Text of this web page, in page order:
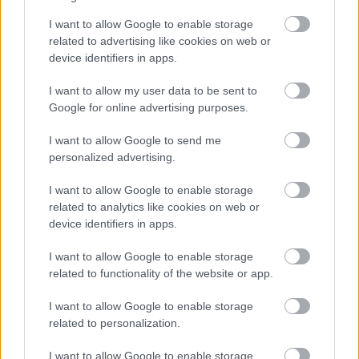
I want to allow Google to enable storage
related to advertising like cookies on web or
device identifiers in apps.
I want to allow my user data to be sent to
Google for online advertising purposes.
I want to allow Google to send me
personalized advertising.
I want to allow Google to enable storage
related to analytics like cookies on web or
device identifiers in apps.
I want to allow Google to enable storage
related to functionality of the website or app.
I want to allow Google to enable storage
related to personalization.
I want to allow Google to enable storage
Μητρικός θηλασμός: Η πρώτη
επένδυση στην υγεία του παιδιού – Τα